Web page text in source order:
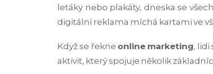
letáky nebo plakáty, dneska se
digitální reklama míchá kartami ve
Když se řekne online marketing, lidi
aktivit, který spojuje několik